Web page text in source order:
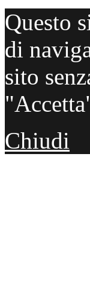
Questo
di
sito
Chiudi